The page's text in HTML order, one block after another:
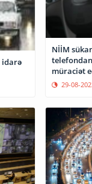
idarə
NİİM
müraciət
29-08-